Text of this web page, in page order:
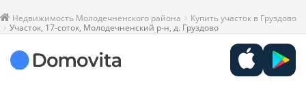
Недвижимость Молодечненского района
Купить участок в Груздово
Участок, 17-соток, Молодечненский р-н, д. Груздово